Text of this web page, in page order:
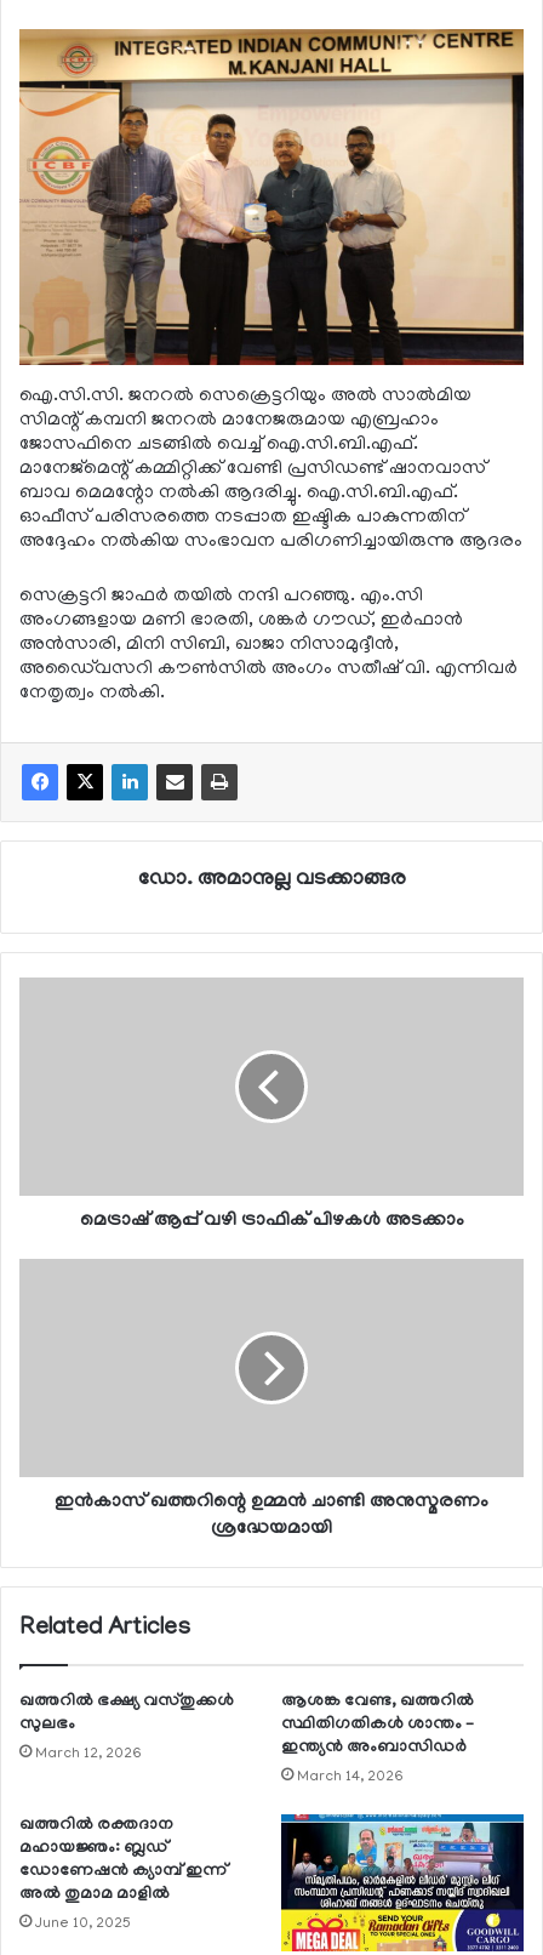
ഐ.സി.സി. ജനറല്‍ സെക്രെട്ടറിയും അല്‍ സാല്‍മിയ
സിമന്റ് കമ്പനി ജനറല്‍ മാനേജരുമായ എബ്രഹാം
ജോസഫിനെ ചടങ്ങില്‍ വെച്ച് ഐ.സി.ബി.എഫ്.
മാനേജ്മെന്റ് കമ്മിറ്റിക്ക് വേണ്ടി പ്രസിഡണ്ട് ഷാനവാസ്
ബാവ മെമന്റോ നല്‍കി ആദരിച്ചു. ഐ.സി.ബി.എഫ്.
ഓഫീസ് പരിസരത്തെ നടപ്പാത ഇഷ്ടിക പാകുന്നതിന്
അദ്ദേഹം നല്‍കിയ സംഭാവന പരിഗണിച്ചായിരുന്നു ആദരം
സെക്രട്ടറി ജാഫര്‍ തയില്‍ നന്ദി പറഞ്ഞു. എം.സി
അംഗങ്ങളായ മണി ഭാരതി, ശങ്കര്‍ ഗൗഡ്, ഇര്‍ഫാന്‍
അന്‍സാരി, മിനി സിബി, ഖാജാ നിസാമുദ്ദീന്‍,
അഡൈ്വസറി കൗണ്‍സില്‍ അംഗം സതീഷ് വി. എന്നിവര്‍
നേതൃത്വം നല്‍കി.
ഡോ. അമാനുല്ല വടക്കാങ്ങര
മെട്രാഷ് ആപ്പ് വഴി ട്രാഫിക് പിഴകള്‍ അടക്കാം
ഇന്‍കാസ് ഖത്തറിന്റെ ഉമ്മന്‍ ചാണ്ടി അനുസ്മരണം
ശ്രദ്ധേയമായി
Related Articles
ഖത്തറില്‍ ഭക്ഷ്യ വസ്തുക്കള്‍
സുലഭം
March 12, 2026
ആശങ്ക വേണ്ട, ഖത്തറില്‍
സ്ഥിതിഗതികള്‍ ശാന്തം –
ഇന്ത്യന്‍ അംബാസിഡര്‍
March 14, 2026
ഖത്തറില്‍ രക്തദാന
മഹായജ്ഞം: ബ്ലഡ്
ഡോണേഷന്‍ ക്യാമ്പ് ഇന്ന്
അല്‍ തുമാമ മാളില്‍
June 10, 2025